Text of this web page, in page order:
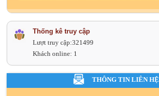
Thống kê truy cập
Lượt truy cập:321499
Khách online: 1
THÔNG TIN LIÊN HỆ